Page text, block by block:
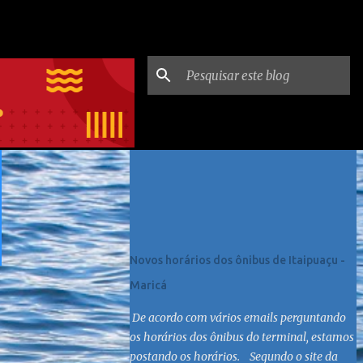
Postagens mais visitadas
Novos horários dos ônibus de Itaipuaçu -
Maricá
De acordo com vários emails perguntando
os horários dos ônibus do terminal, estamos
postando os horários. Segundo o site da